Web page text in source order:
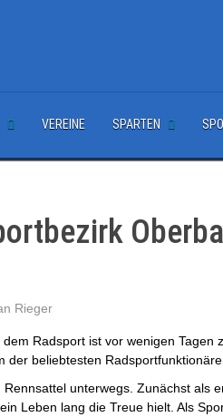
VEREINE SPARTEN
Rieger
Radsport ist vor wenigen
der beliebtesten
unterwegs. Zunächst als
Leben lang die Treue hielt. Als